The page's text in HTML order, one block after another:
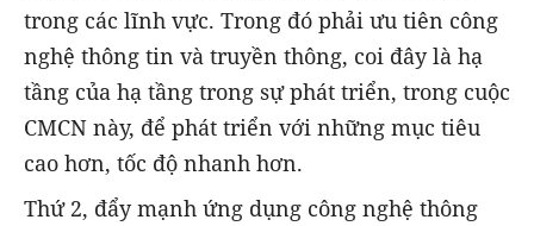
trong các lĩnh vực. Trong đó phải ưu tiên công
nghệ thông tin và truyền thông, coi đây là hạ
tầng của hạ tầng trong sự phát triển, trong cuộc
CMCN này, để phát triển với những mục tiêu
cao hơn, tốc độ nhanh hơn.
Thứ 2, đẩy mạnh ứng dụng công nghệ thông